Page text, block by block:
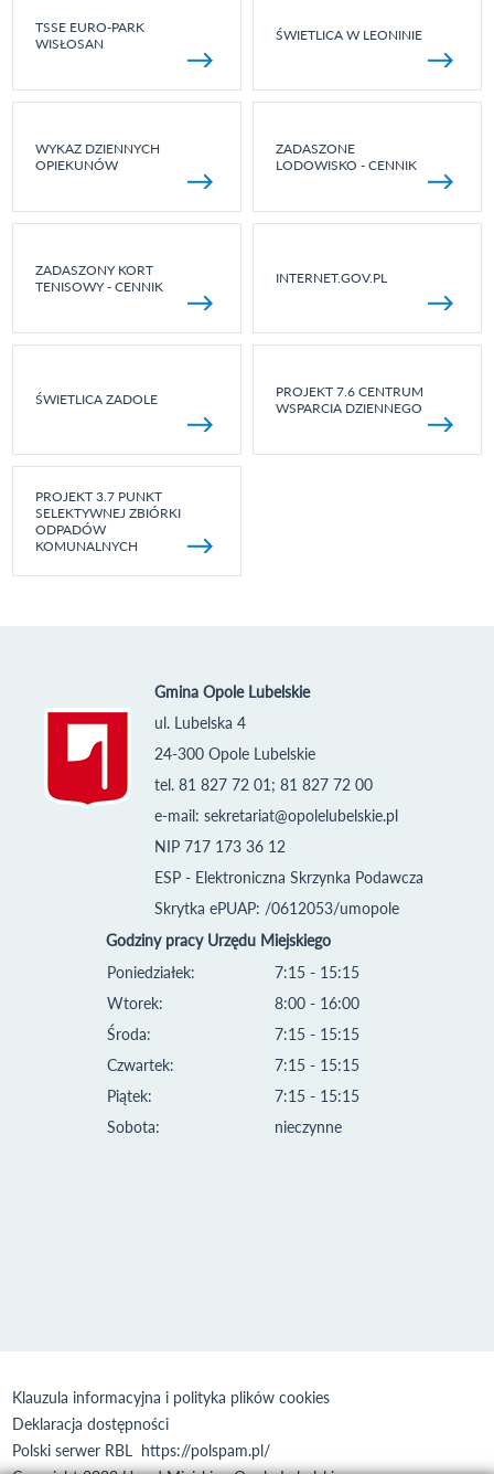
TSSE EURO-PARK
WISŁOSAN
ŚWIETLICA W LEONINIE
WYKAZ DZIENNYCH
OPIEKUNÓW
ZADASZONE
LODOWISKO - CENNIK
ZADASZONY KORT
TENISOWY - CENNIK
INTERNET.GOV.PL
ŚWIETLICA ZADOLE
PROJEKT 7.6 CENTRUM
WSPARCIA DZIENNEGO
PROJEKT 3.7 PUNKT
SELEKTYWNEJ ZBIÓRKI
ODPADÓW
KOMUNALNYCH
Gmina Opole Lubelskie
ul. Lubelska 4
24-300 Opole Lubelskie
tel. 81 827 72 01; 81 827 72 00
e-mail: sekretariat@opolelubelskie.pl
NIP 717 173 36 12
ESP - Elektroniczna Skrzynka Podawcza
Skrytka ePUAP: /0612053/umopole
Godziny pracy Urzędu Miejskiego
Poniedziałek:
Wtorek:
Środa:
Czwartek:
Piątek:
Sobota:
7:15 - 15:15
8:00 - 16:00
7:15 - 15:15
7:15 - 15:15
7:15 - 15:15
nieczynne
Klauzula informacyjna i polityka plików cookies
Deklaracja dostępności
Polski serwer RBL https://polspam.pl/